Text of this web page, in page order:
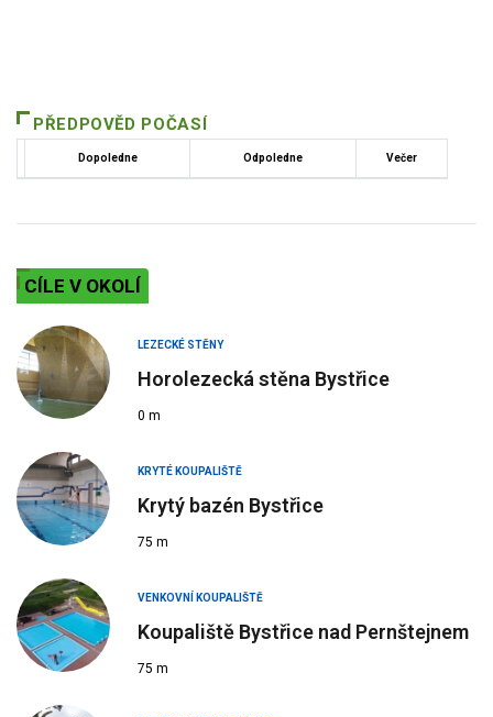
PŘEDPOVĚD POČASÍ
Dopoledne Odpoledne Večer
CÍLE V OKOLÍ
LEZECKÉ STĚNY
Horolezecká stěna Bystřice
0 m
KRYTÉ KOUPALIŠTĚ
Krytý bazén Bystřice
75 m
VENKOVNÍ KOUPALIŠTĚ
Koupaliště Bystřice nad Pernštejnem
75 m